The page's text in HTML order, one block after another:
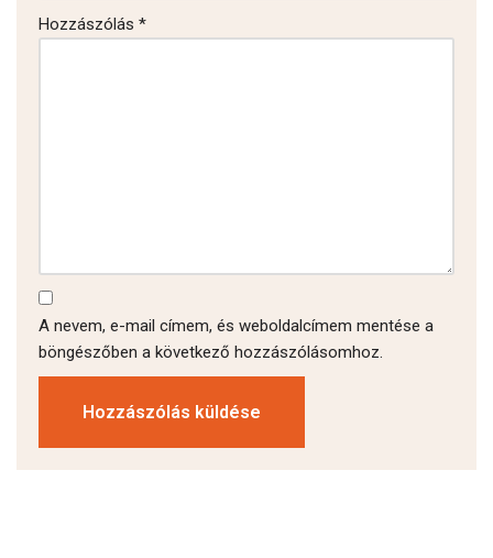
Hozzászólás *
A nevem, e-mail címem, és weboldalcímem mentése a
böngészőben a következő hozzászólásomhoz.